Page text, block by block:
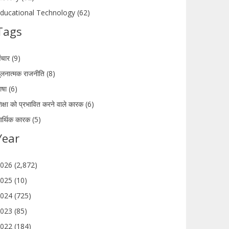
Technology (62)
(9)
राजनीति (8)
(6)
को प्रभावित करने वाले कारक (6)
कारक (5)
(2,872)
(10)
(725)
(85)
(184)